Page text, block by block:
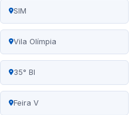
SIM
Vila Olímpia
35° BI
Feira V